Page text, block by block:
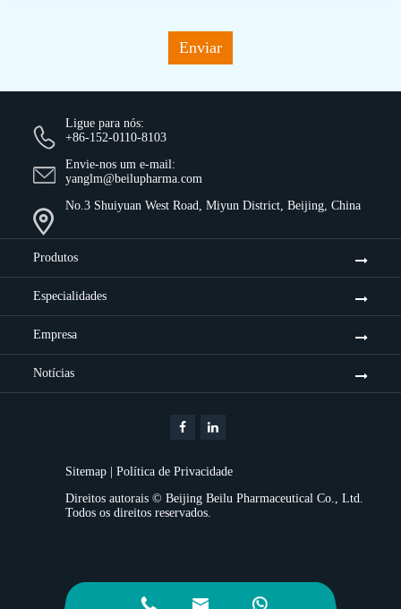
Enviar
Ligue para nós:
+86-152-0110-8103
Envie-nos um e-mail:
yanglm@beilupharma.com
No.3 Shuiyuan West Road, Miyun District, Beijing, China
Produtos
Especialidades
Empresa
Notícias
Sitemap
Política de Privacidade
Direitos autorais © Beijing Beilu Pharmaceutical Co., Ltd.
Todos os direitos reservados.
  